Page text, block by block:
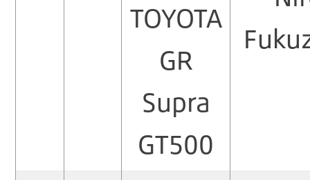
TOYOTA
GR
Supra
GT500